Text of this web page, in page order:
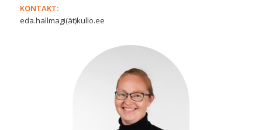
KONTAKT:
eda.hallmagi(ät)kullo.ee